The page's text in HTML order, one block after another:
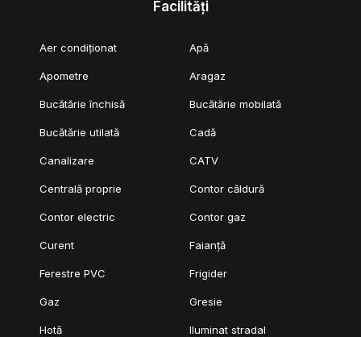
Facilități
Aer condiționat Apă
Apometre Aragaz
Bucătărie închisă Bucătărie mobilată
Bucătărie utilată Cadă
Canalizare CATV
Centrală proprie Contor căldură
Contor electric Contor gaz
Curent Faianță
Ferestre PVC Frigider
Gaz Gresie
Hotă Iluminat stradal